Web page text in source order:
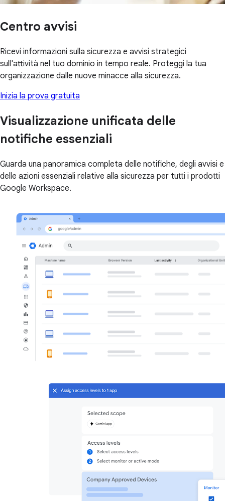
Centro avvisi
Ricevi informazioni sulla sicurezza e avvisi strategici
sull'attività nel tuo dominio in tempo reale. Proteggi la tua
organizzazione dalle nuove minacce alla sicurezza.
Inizia la prova gratuita
Visualizzazione unificata delle
notifiche essenziali
Guarda una panoramica completa delle notifiche, degli avvisi e
delle azioni essenziali relative alla sicurezza per tutti i prodotti
Google Workspace.